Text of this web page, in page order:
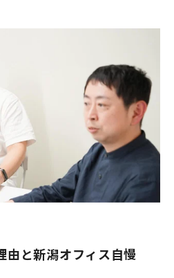
由と新潟オフィス自慢